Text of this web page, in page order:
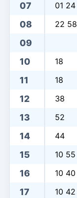
07 01 24
08 22 58
09
10
18
11 18
12 38
13 52
14 44
15 10 55
16 10 40
17 10 42